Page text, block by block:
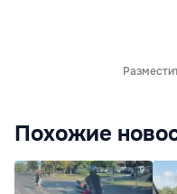
Похожие